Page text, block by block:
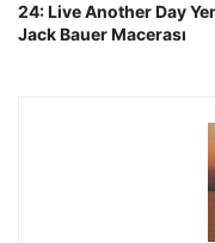
24: Live Another Day
Jack Bauer Macerası